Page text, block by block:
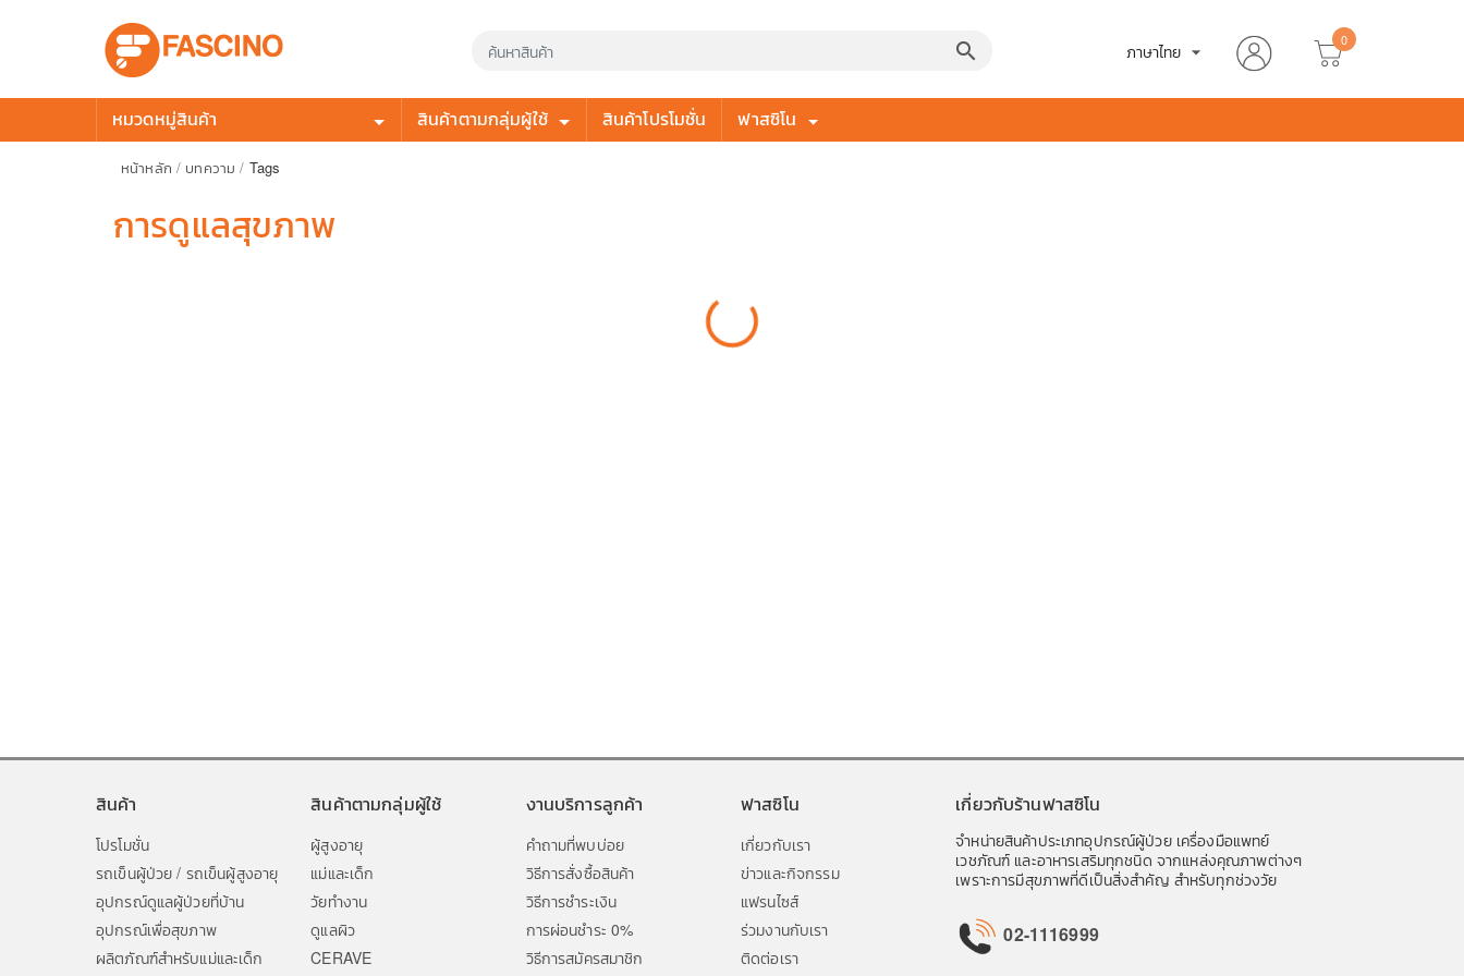
search ภาษาไทย arrow_drop_down
0
หมวดหมู่สินค้า สินค้าตามกลุ่มผู้ใช้ สินค้าโปรโมชั่น ฟาสซิโน
หน้าหลัก / บทความ/ Tags
การดูแลสุขภาพ
Loading...
สินค้า
โปรโมชั่น
รถเข็นผู้ป่วย / รถเข็นผู้สูงอายุ
อุปกรณ์ดูแลผู้ป่วยที่บ้าน
อุปกรณ์เพื่อสุขภาพ
ผลิตภัณฑ์สำหรับแม่และเด็ก
สินค้าตามกลุ่มผู้ใช้
ผู้สูงอายุ
แม่และเด็ก
วัยทำงาน
ดูแลผิว
CERAVE
งานบริการลูกค้า
คำถามที่พบบ่อย
วิธีการสั่งซื้อสินค้า
วิธีการชำระเงิน
การผ่อนชำระ 0%
วิธีการสมัครสมาชิก
ฟาสซิโน
เกี่ยวกับเรา
ข่าวและกิจกรรม
แฟรนไซส์
ร่วมงานกับเรา
ติดต่อเรา
เกี่ยวกับร้านฟาสซิโน
จำหน่ายสินค้าประเภทอุปกรณ์ผู้ป่วย เครื่องมือแพทย์
เวชภัณฑ์ และอาหารเสริมทุกชนิด จากแหล่งคุณภาพต่างๆ
เพราะการมีสุขภาพที่ดีเป็นสิ่งสำคัญ สำหรับทุกช่วงวัย
02-1116999